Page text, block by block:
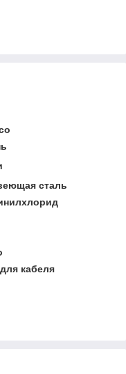
сталь
кабеля